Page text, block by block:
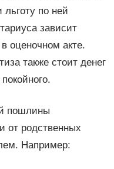
льготу по ней
зависит
оценочном акте.
также стоит денег
пошлины
от родственных
Например: